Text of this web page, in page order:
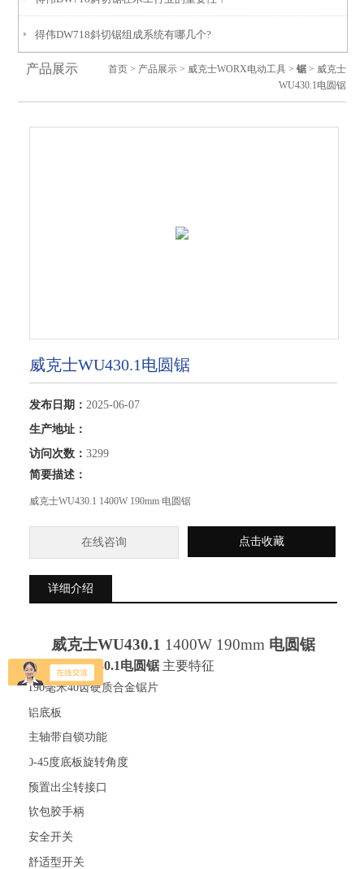
得伟DW718斜切锯组成系统有哪几个?
产品展示 首页> 产品展示> 威克士WORX电动工具> 锯> 威克士
WU430.1电圆锯
威克士WU430.1电圆锯
发布日期： 2025-06-07
生产地址：
访问次数： 3299
简要描述：
威克士WU430.1 1400W 190mm 电圆锯
在线咨询 点击收藏
详细介绍
威克士WU430.1 1400W 190mm 电圆锯
威克士WU430.1电圆锯 主要特征
·190毫米40齿硬质合金锯片
铝底板
主轴带自锁功能
0-45度底板旋转角度
预置出尘转接口
软包胶手柄
安全开关
舒适型开关